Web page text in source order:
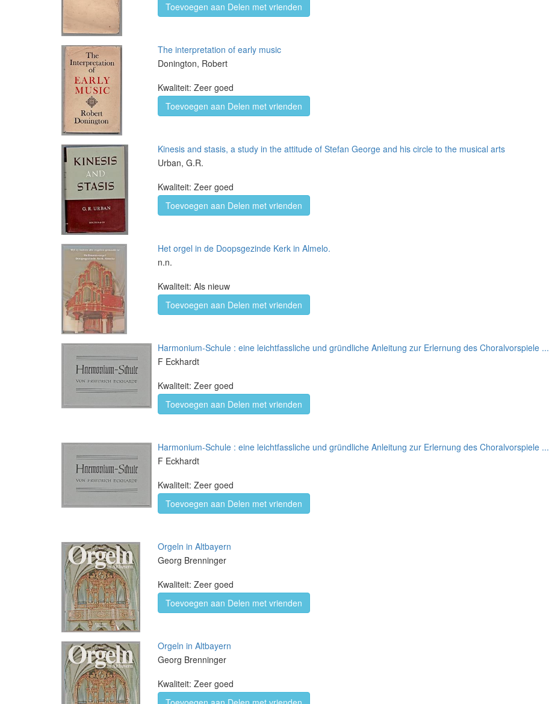
Toevoegen aan Delen met vrienden
The interpretation of early music
Donington, Robert
Kwaliteit: Zeer goed
Toevoegen aan Delen met vrienden
Kinesis and stasis, a study in the attitude of Stefan George and his circle to the musical arts
Urban, G.R.
Kwaliteit: Zeer goed
Toevoegen aan Delen met vrienden
Het orgel in de Doopsgezinde Kerk in Almelo.
n.n.
Kwaliteit: Als nieuw
Toevoegen aan Delen met vrienden
Harmonium-Schule : eine leichtfassliche und gründliche Anleitung zur Erlernung des Choralvorspiele ...
F Eckhardt
Kwaliteit: Zeer goed
Toevoegen aan Delen met vrienden
Harmonium-Schule : eine leichtfassliche und gründliche Anleitung zur Erlernung des Choralvorspiele ...
F Eckhardt
Kwaliteit: Zeer goed
Toevoegen aan Delen met vrienden
Orgeln in Altbayern
Georg Brenninger
Kwaliteit: Zeer goed
Toevoegen aan Delen met vrienden
Orgeln in Altbayern
Georg Brenninger
Kwaliteit: Zeer goed